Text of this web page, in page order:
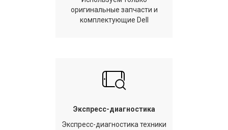
оригинальные запчасти и
комплектующие Dell
Экспресс-диагностика
Экспресс-диагностика техники